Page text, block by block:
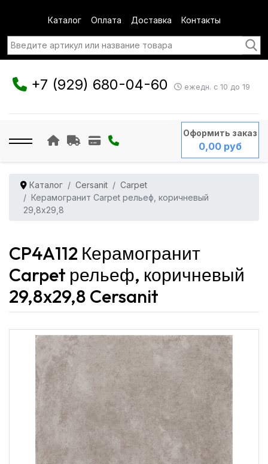
Каталог Оплата Доставка Контакты
+7 (929) 680-04-60 ежедн. с 10 до 19
Оформить заказ
0,00 руб
Каталог Cersanit
Carpet
Керамогранит Carpet рельеф, коричневый
29,8x29,8
CP4A112 Керамогранит
Carpet рельеф, коричневый
29,8x29,8 Cersanit